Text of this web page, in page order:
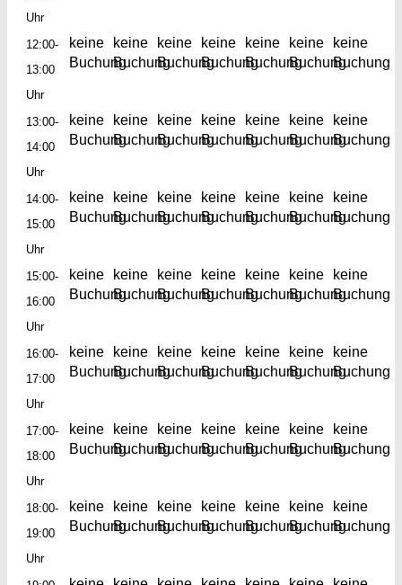
Uhr
12:00-
13:00
Uhr
keine
Buchung
keine
Buchung
keine
Buchung
keine
Buchung
keine
Buchung
keine
Buchung
keine
Buchung
13:00-
14:00
Uhr
keine
Buchung
keine
Buchung
keine
Buchung
keine
Buchung
keine
Buchung
keine
Buchung
keine
Buchung
14:00-
15:00
Uhr
keine
Buchung
keine
Buchung
keine
Buchung
keine
Buchung
keine
Buchung
keine
Buchung
keine
Buchung
15:00-
16:00
Uhr
keine
Buchung
keine
Buchung
keine
Buchung
keine
Buchung
keine
Buchung
keine
Buchung
keine
Buchung
16:00-
17:00
Uhr
keine
Buchung
keine
Buchung
keine
Buchung
keine
Buchung
keine
Buchung
keine
Buchung
keine
Buchung
17:00-
18:00
Uhr
keine
Buchung
keine
Buchung
keine
Buchung
keine
Buchung
keine
Buchung
keine
Buchung
keine
Buchung
18:00-
19:00
Uhr
keine
Buchung
keine
Buchung
keine
Buchung
keine
Buchung
keine
Buchung
keine
Buchung
keine
Buchung